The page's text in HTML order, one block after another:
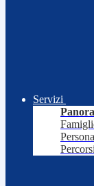
Servizi